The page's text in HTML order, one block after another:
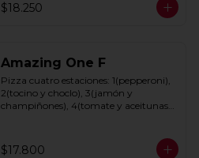
$18.250
Amazing One F
Pizza cuatro estaciones: 1(pepperoni),
2(tocino y choclo), 3(jamón y
champiñones), 4(tomate y aceitunas
oregano y especias.
$17.800